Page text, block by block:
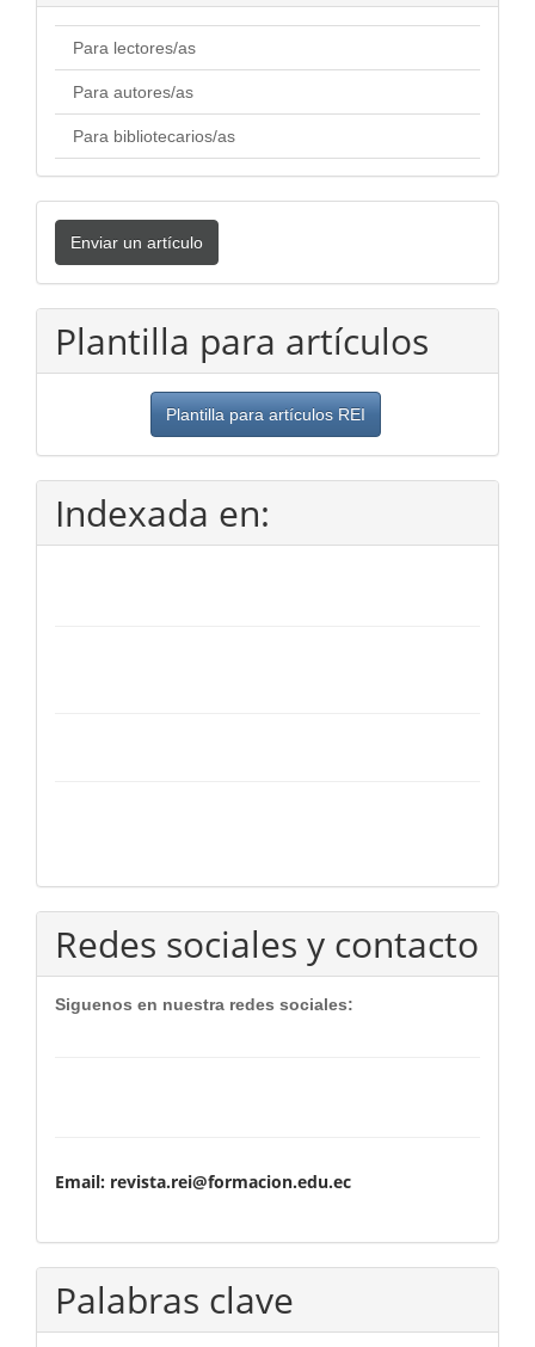
Para lectores/as
Para autores/as
Para bibliotecarios/as
Enviar
un
artículo
Enviar un artículo
Plantilla para artículos
Plantilla para artículos REI
Indexada en:
Redes sociales y contacto
Siguenos en nuestra redes sociales:
Email: revista.rei@formacion.edu.ec
Palabras clave